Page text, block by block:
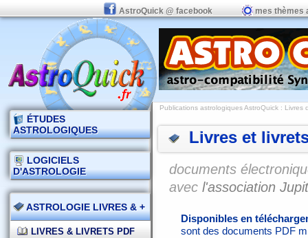
AstroQuick @ facebook mes thèmes
ÉTUDES
ASTROLOGIQUES
LOGICIELS
D'ASTROLOGIE
ASTROLOGIE LIVRES & +
LIVRES & LIVRETS PDF
Publications astrologiques AstroQuick : Livres
Livres et
documents
avec l'association
Disponibles en
sont des documents PDF